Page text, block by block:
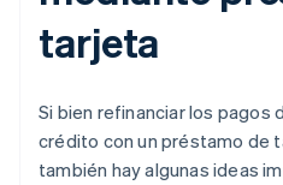
tarjeta
Si bien refinanciar los pagos
crédito con un préstamo de
también hay algunas ideas